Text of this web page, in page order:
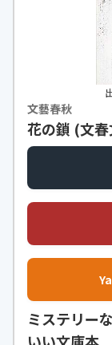
文藝春秋
花の鎖 (文
ミステリー
いい文庫本